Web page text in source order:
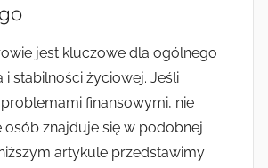
jest kluczowe dla ogólnego
stabilności życiowej. Jeśli
finansowymi, nie
osób znajduje się w podobnej
artykule przedstawimy